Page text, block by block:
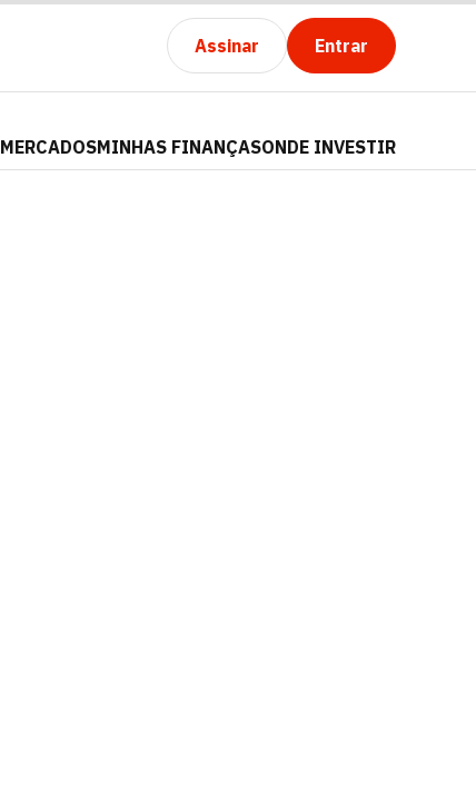
Assinar Entrar
MERCADOSMINHAS FINANÇASONDE INVESTIR